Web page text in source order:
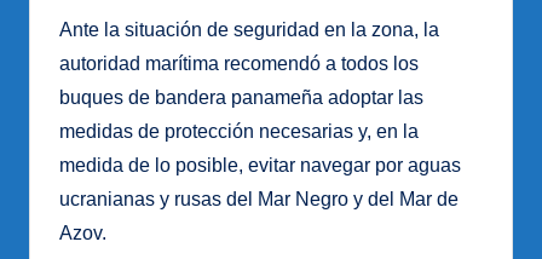
Ante la situación de seguridad en la zona, la
autoridad marítima recomendó a todos los
buques de bandera panameña adoptar las
medidas de protección necesarias y, en la
medida de lo posible, evitar navegar por aguas
ucranianas y rusas del Mar Negro y del Mar de
Azov.